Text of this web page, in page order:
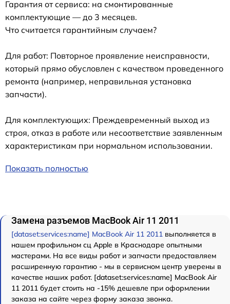
Гарантия от сервиса: на смонтированные
комплектующие — до 3 месяцев.
Что считается гарантийным случаем?
Для работ: Повторное проявление неисправности,
который прямо обусловлен с качеством проведенного
ремонта (например, неправильная установка
запчасти).
Для комплектующих: Преждевременный выход из
строя, отказ в работе или несоответствие заявленным
характеристикам при нормальном использовании.
Показать полностью
Замена разъемов MacBook Air 11 2011
[dataset:services:name] MacBook Air 11 2011 выполняется в
нашем профильном сц Apple в Краснодаре опытными
мастерами. На все виды работ и запчасти предоставляем
расширенную гарантию - мы в сервисном центр уверены в
качестве наших работ. [dataset:services:name] MacBook Air
11 2011 будет стоить на -15% дешевле при оформлении
заказа на сайте через форму заказа звонка.